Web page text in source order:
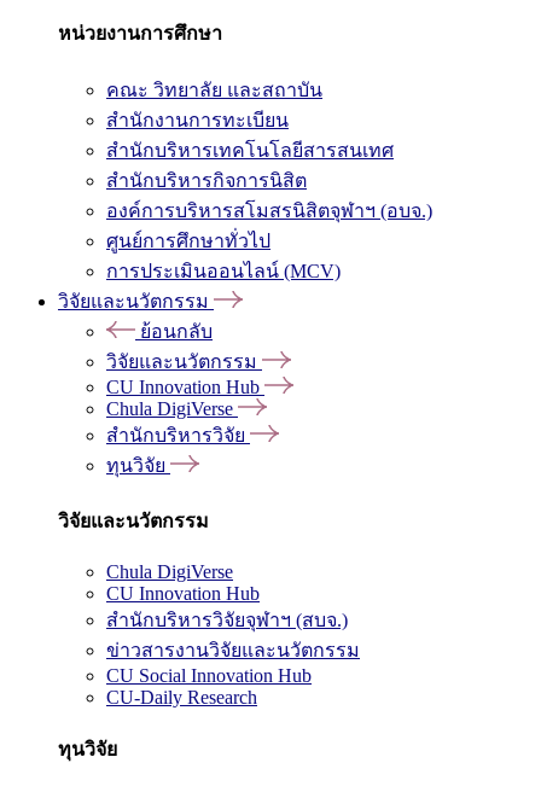
หน่วยงานการศึกษา
คณะ วิทยาลัย และสถาบัน
สำนักงานการทะเบียน
สำนักบริหารเทคโนโลยีสารสนเทศ
สำนักบริหารกิจการนิสิต
องค์การบริหารสโมสรนิสิตจุฬาฯ (อบจ.)
ศูนย์การศึกษาทั่วไป
การประเมินออนไลน์ (MCV)
วิจัยและนวัตกรรม
ย้อนกลับ
วิจัยและนวัตกรรม
CU Innovation Hub
Chula DigiVerse
สำนักบริหารวิจัย
ทุนวิจัย
วิจัยและนวัตกรรม
Chula DigiVerse
CU Innovation Hub
สำนักบริหารวิจัยจุฬาฯ (สบจ.)
ข่าวสารงานวิจัยและนวัตกรรม
CU Social Innovation Hub
CU-Daily Research
ทุนวิจัย